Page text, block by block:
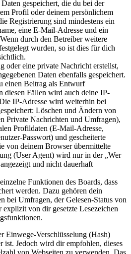
gespeichert, die du bei der
Profil oder deinem persönlichem
Registrierung sind mindestens ein
eine E-Mail-Adresse und ein
durch den Betreiber weitere
wurden, so ist dies für dich
oder eine private Nachricht erstellst,
Daten ebenfalls gespeichert.
einen Beitrag als Entwurf
diesen Fällen wird auch deine IP-
IP-Adresse wird weiterhin bei
Löschen und Ändern von
Private Nachrichten und Umfragen),
Profildaten (E-Mail-Adresse,
Passwort) und gescheiterte
von deinem Browser übermittelte
(User Agent) wird nur in der „Wer
und nicht dauerhaft
Funktionen des Boards, dass
werden. Dazu gehören dein
bei Umfragen, der Gelesen-Status von
explizit von dir gesetzte Lesezeichen
Einwege-Verschlüsselung (Hash)
ist. Jedoch wird dir empfohlen, dieses
von Webseiten zu verwenden. Das